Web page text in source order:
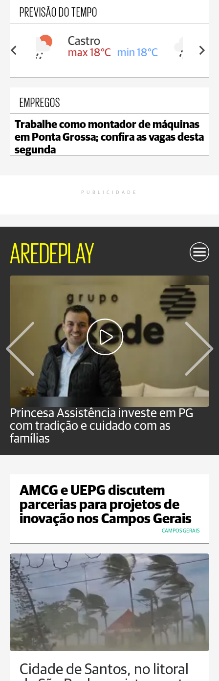
PREVISÃO DO TEMPO
18°C
Carambeí
max 18°C min 17°C
EMPREGOS
Trabalhe como montador de máquinas
em Ponta Grossa; confira as vagas desta
segunda
PUBLICIDADE
AREDEPLAY
Princesa Assistência investe em PG
com tradição e cuidado com as
famílias
AMCG e UEPG discutem
parcerias para projetos de
inovação nos Campos Gerais
CAMPOS GERAIS
Cidade de Santos, no litoral